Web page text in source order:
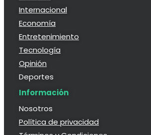
Internacional
Economía
Entretenimiento
Tecnología
Opinión
Deportes
Información
Nosotros
Política de privacidad